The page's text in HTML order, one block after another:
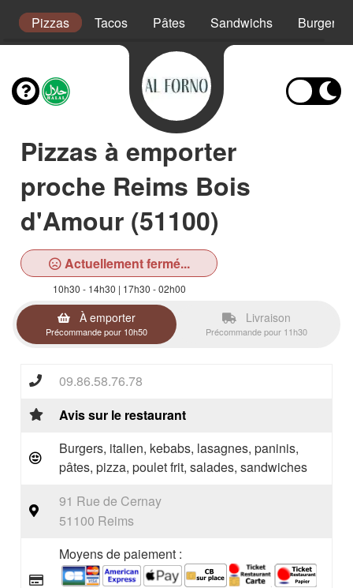
Pizzas Tacos Pâtes Sandwichs Burgers
Pizzas à emporter
proche Reims Bois
d'Amour (51100)
Actuellement fermé...
10h30 - 14h30 | 17h30 - 02h00
À emporter
Précommande pour 10h50
Livraison
Précommande pour 11h30
09.86.58.76.78
Avis sur le restaurant
Burgers, italien, kebabs, lasagnes, paninis,
pâtes, pizza, poulet frit, salades, sandwiches
91 Rue de Cernay
51100 Reims
Moyens de paiement :